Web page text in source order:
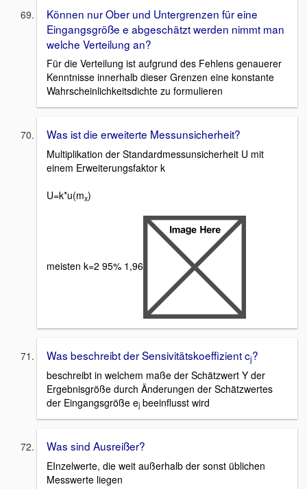
Können nur Ober und Untergrenzen für eine
Eingangsgröße e abgeschätzt werden nimmt man
welche Verteilung an?
Für die Verteilung ist aufgrund des Fehlens genauerer
Kenntnisse innerhalb dieser Grenzen eine konstante
Wahrscheinlichkeitsdichte zu formulieren
Was ist die erweiterte Messunsicherheit?
Multiplikation der Standardmessunsicherheit U mit
einem Erweiterungsfaktor k
U=k*u(mx)
meisten k=2 95% 1,96
Was beschreibt der Sensivitätskoeffizient cj?
beschreibt in welchem maße der Schätzwert Y der
Ergebnisgröße durch Änderungen der Schätzwertes
der Eingangsgröße ej beeinflusst wird
Was sind Ausreißer?
EInzelwerte, die weit außerhalb der sonst üblichen
Messwerte liegen